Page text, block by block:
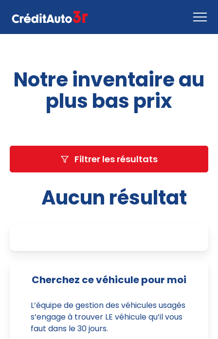
Comment ça marche
Nous joindre
Inventaire
Notre inventaire au
plus bas prix
Filtrer les résultats
Aucun résultat
Cherchez ce véhicule pour moi
L’équipe de gestion des véhicules usagés
s’engage à trouver LE véhicule qu’il vous
faut dans le 30 jours.